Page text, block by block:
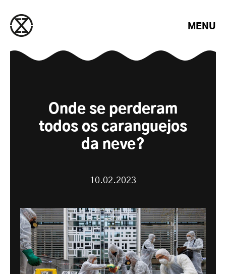
MENU
Onde se perderam
todos os caranguejos
da neve?
10.02.2023